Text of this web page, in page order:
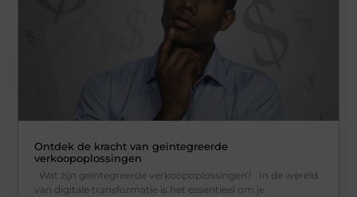
Ontdek de kracht van geïntegreerde
verkoopoplossingen
Wat zijn geïntegreerde verkoopoplossingen? In de wereld
van digitale transformatie is het essentieel om je